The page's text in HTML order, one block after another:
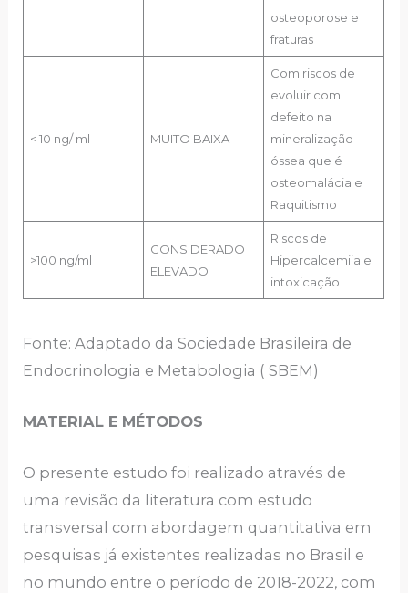
osteoporose e
fraturas
< 10 ng/ ml MUITO BAIXA
Com riscos de
evoluir com
defeito na
mineralização
óssea que é
osteomalácia e
Raquitismo
>100 ng/ml
CONSIDERADO
ELEVADO
Riscos de
Hipercalcemiia e
intoxicação
Fonte: Adaptado da Sociedade Brasileira de
Endocrinologia e Metabologia ( SBEM)
MATERIAL E MÉTODOS
O presente estudo foi realizado através de
uma revisão da literatura com estudo
transversal com abordagem quantitativa em
pesquisas já existentes realizadas no Brasil e
no mundo entre o período de 2018-2022, com